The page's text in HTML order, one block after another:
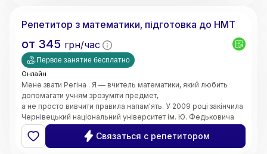
математики в закладі загальної середньої освіти.
учнями. Працюю з учнями 5–11 класів,
допомагаю покращити знання, ліквідувати прогалини,
підготуватися до контрольних робіт та інших видів
оцінювання.
Репетитор з математики, підготовка до НМТ
от 345 грн/час
Первое занятие бесплатно
Онлайн
Мене звати Регіна . Я — вчитель математики, який любить
допомагати учням зрозуміти предмет,
а не просто вивчити правила напам'ять. У 2009 році закінчила
Чернівецький національний університет ім. Ю. Федьковича
та 2020 Університет менеджменту освіти м. Київ здобула
рівень магістра за спеціальністю вчитель - дефектолог.
Маю досвід викладання вже 10 років
Связаться с репетитором